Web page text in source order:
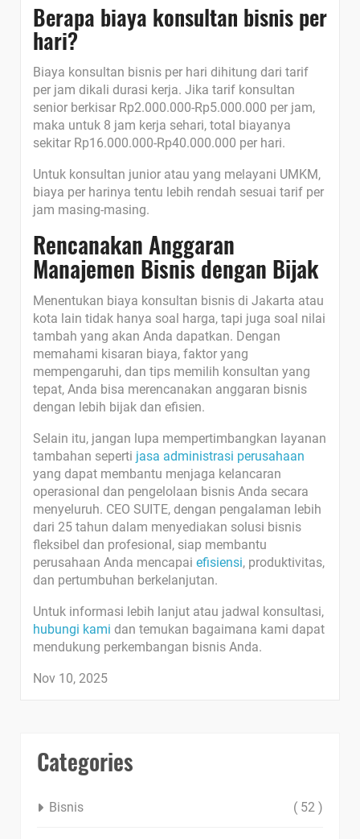
Berapa biaya konsultan bisnis per
hari?
Biaya konsultan bisnis per hari dihitung dari tarif
per jam dikali durasi kerja. Jika tarif konsultan
senior berkisar Rp2.000.000-Rp5.000.000 per jam,
maka untuk 8 jam kerja sehari, total biayanya
sekitar Rp16.000.000-Rp40.000.000 per hari.
Untuk konsultan junior atau yang melayani UMKM,
biaya per harinya tentu lebih rendah sesuai tarif per
jam masing-masing.
Rencanakan Anggaran
Manajemen Bisnis dengan Bijak
Menentukan biaya konsultan bisnis di Jakarta atau
kota lain tidak hanya soal harga, tapi juga soal nilai
tambah yang akan Anda dapatkan. Dengan
memahami kisaran biaya, faktor yang
mempengaruhi, dan tips memilih konsultan yang
tepat, Anda bisa merencanakan anggaran bisnis
dengan lebih bijak dan efisien.
Selain itu, jangan lupa mempertimbangkan layanan
tambahan seperti jasa administrasi perusahaan
yang dapat membantu menjaga kelancaran
operasional dan pengelolaan bisnis Anda secara
menyeluruh. CEO SUITE, dengan pengalaman lebih
dari 25 tahun dalam menyediakan solusi bisnis
fleksibel dan profesional, siap membantu
perusahaan Anda mencapai efisiensi, produktivitas,
dan pertumbuhan berkelanjutan.
Untuk informasi lebih lanjut atau jadwal konsultasi,
hubungi kami dan temukan bagaimana kami dapat
mendukung perkembangan bisnis Anda.
Nov 10, 2025
Categories
Bisnis ( 52 )